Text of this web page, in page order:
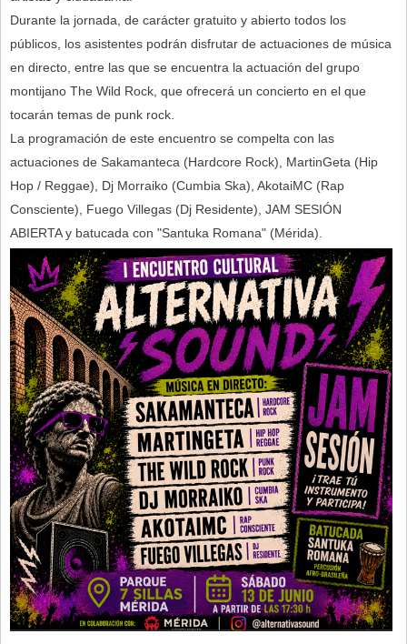
Durante la jornada, de carácter gratuito y abierto todos los
públicos, los asistentes podrán disfrutar de actuaciones de música
en directo, entre las que se encuentra la actuación del grupo
montijano The Wild Rock, que ofrecerá un concierto en el que
tocarán temas de punk rock.
La programación de este encuentro se compelta con las
actuaciones de Sakamanteca (Hardcore Rock), MartinGeta (Hip
Hop / Reggae), Dj Morraiko (Cumbia Ska), AkotaiMC (Rap
Consciente), Fuego Villegas (Dj Residente), JAM SESIÓN
ABIERTA y batucada con "Santuka Romana" (Mérida).